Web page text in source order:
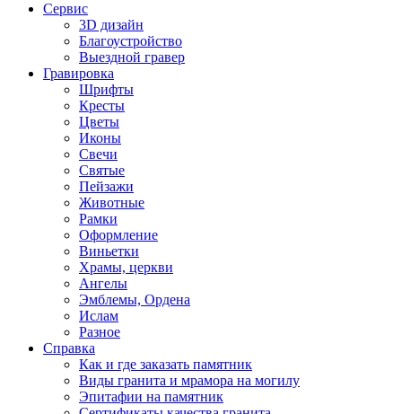
Сервис
3D дизайн
Благоустройство
Выездной гравер
Гравировка
Шрифты
Кресты
Цветы
Иконы
Свечи
Святые
Пейзажи
Животные
Рамки
Оформление
Виньетки
Храмы, церкви
Ангелы
Эмблемы, Ордена
Ислам
Разное
Справка
Как и где заказать памятник
Виды гранита и мрамора на могилу
Эпитафии на памятник